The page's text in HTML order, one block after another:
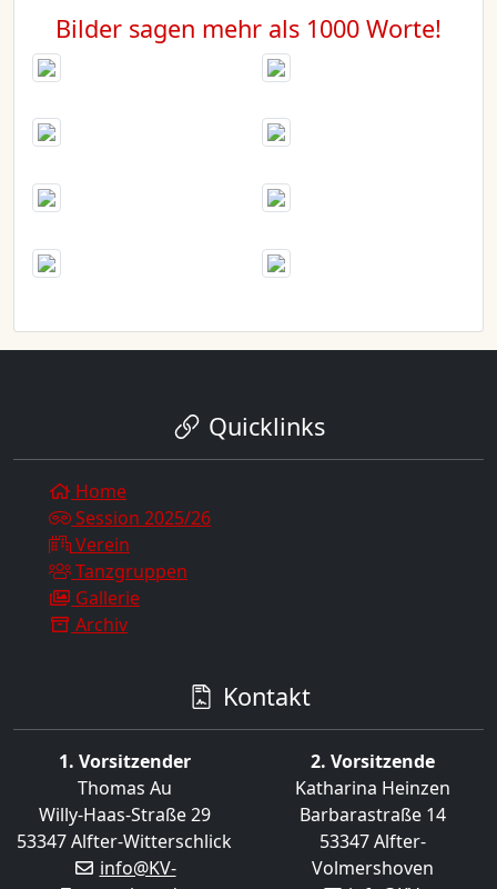
Bilder sagen mehr als 1000 Worte!
Quicklinks
Home
Session 2025/26
Verein
Tanzgruppen
Gallerie
Archiv
Kontakt
1. Vorsitzender
Thomas Au
Willy-Haas-Straße 29
53347 Alfter-Witterschlick
info@KV-
2. Vorsitzende
Katharina Heinzen
Barbarastraße 14
53347 Alfter-
Volmershoven